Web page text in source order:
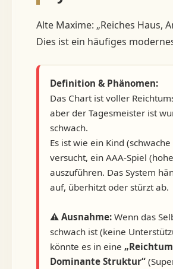
Alte Maxime: „Reiches Haus,
Dies ist ein häufiges
Definition & Phänomen:
Das Chart ist voller
aber der Tagesmeister ist
schwach.
Es ist wie ein Kind (schwache
versucht, ein AAA-Spiel
auszuführen. Das System
auf, überhitzt oder stürzt ab.
⚠️ Ausnahme: Wenn das
schwach ist (keine
könnte es in eine
Dominante Struktur“